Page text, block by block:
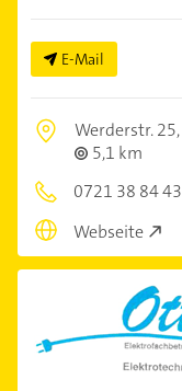
E-Mail
Werderstr. 25,
5,1 km
0721 38 84 43
Webseite